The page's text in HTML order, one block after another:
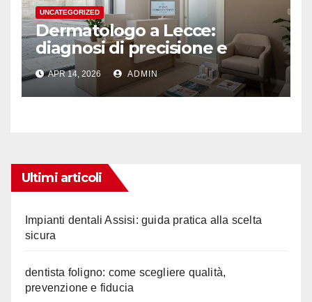
UNCATEGORIZED
Dermatologo a Lecce:
diagnosi di precisione e
ascolto
APR 14, 2026 ADMIN
Ultimi articoli
Impianti dentali Assisi: guida pratica alla scelta
sicura
dentista foligno: come scegliere qualità,
prevenzione e fiducia